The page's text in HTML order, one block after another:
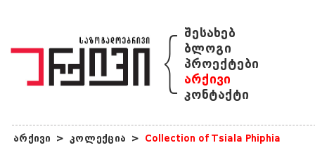
{ შესახებ
ბლოგი
პროექტები
არქივი
კონტაქტი
არქივი > კოლექცია > Collection of Tsiala Phiphia